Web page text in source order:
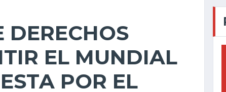
DERECHOS
EL MUNDIAL
POR EL